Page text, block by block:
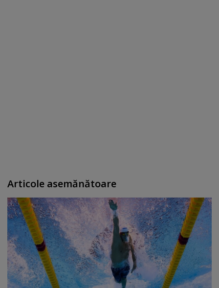
Articole asemănătoare